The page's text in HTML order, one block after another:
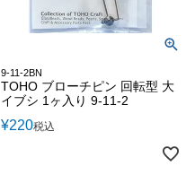
9-11-2BN
TOHO ブローチピン 回転型 大
イブシ 1ヶ入り 9-11-2
¥220税込